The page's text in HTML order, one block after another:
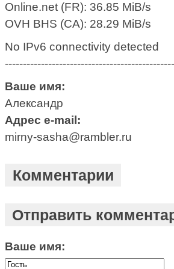
Online.net (FR): 36.85 MiB/s
OVH BHS (CA): 28.29 MiB/s
No IPv6 connectivity detected
Ваше имя:
Александр
Адрес e-mail:
mirny-sasha@rambler.ru
Комментарии
Отправить
Ваше имя: